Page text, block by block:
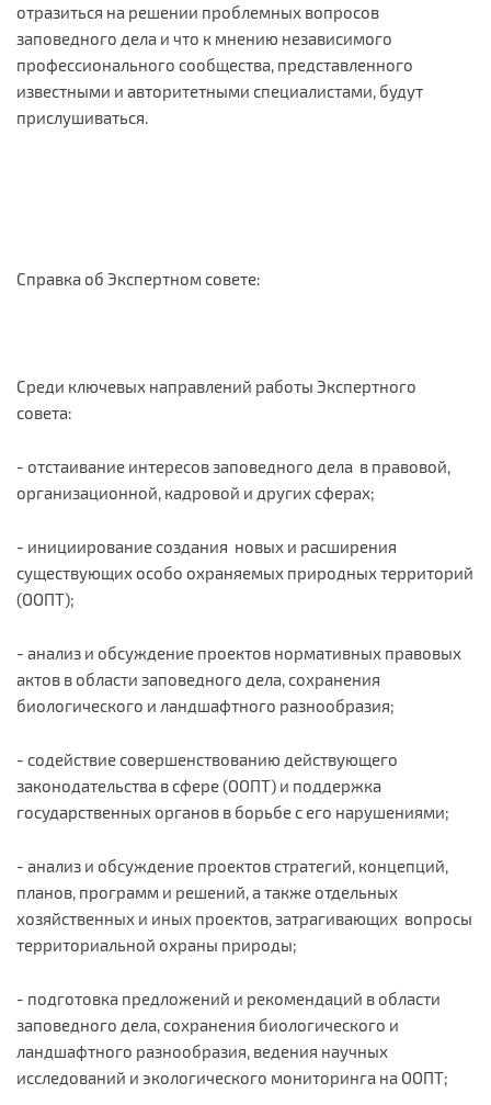
отразиться на решении проблемных вопросов
заповедного дела и что к мнению независимого
профессионального сообщества, представленного
известными и авторитетными специалистами, будут
прислушиваться.
Справка об Экспертном совете:
Среди ключевых направлений работы Экспертного
совета:
- отстаивание интересов заповедного дела в правовой,
организационной, кадровой и других сферах;
- инициирование создания новых и расширения
существующих особо охраняемых природных территорий
(ООПТ);
- анализ и обсуждение проектов нормативных правовых
актов в области заповедного дела, сохранения
биологического и ландшафтного разнообразия;
- содействие совершенствованию действующего
законодательства в сфере (ООПТ) и поддержка
государственных органов в борьбе с его нарушениями;
- анализ и обсуждение проектов стратегий, концепций,
планов, программ и решений, а также отдельных
хозяйственных и иных проектов, затрагивающих вопросы
территориальной охраны природы;
- подготовка предложений и рекомендаций в области
заповедного дела, сохранения биологического и
ландшафтного разнообразия, ведения научных
исследований и экологического мониторинга на ООПТ;